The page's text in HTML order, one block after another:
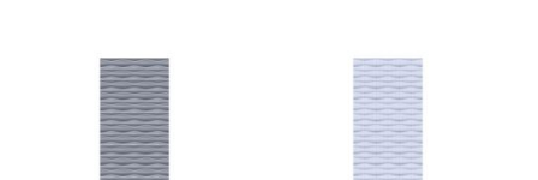
HINZUFÜGEN
HINZUFÜGEN
HINZUFÜGEN
HINZUFÜGEN